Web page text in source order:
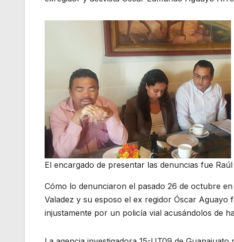
El encargado de presentar las denuncias fue
Cómo lo denunciaron el pasado 26 de octubre
Valadez y su esposo el ex regidor Óscar
injustamente por un policía vial acusándolos de